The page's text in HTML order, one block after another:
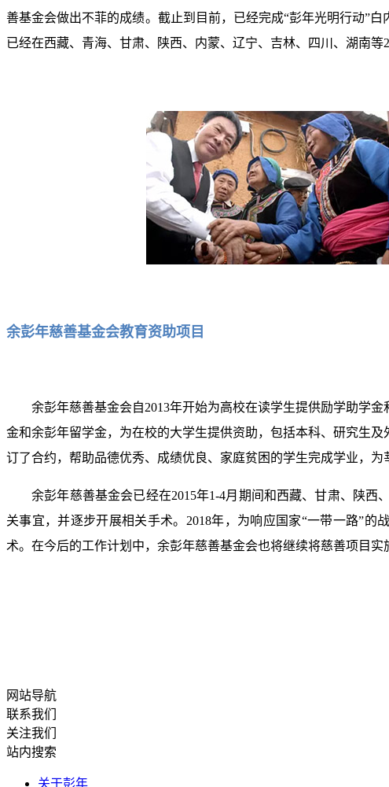
善基金会做出不菲的成绩。截止到目前，已经完成“彭年光明行动”
已经在西藏、青海、甘肃、陕西、内蒙、辽宁、吉林、四川、湖南
余彭年慈善基金会教育资助项目
余彭年慈善基金会自2013年开始为高校在读学生提供励学助学
金和余彭年留学金，为在校的大学生提供资助，包括本科、研究生
订了合约，帮助品德优秀、成绩优良、家庭贫困的学生完成学业，
余彭年慈善基金会已经在2015年1-4月期间和西藏、甘肃、陕
关事宜，并逐步开展相关手术。2018年，为响应国家“一带一路”
术。在今后的工作计划中，余彭年慈善基金会也将继续将慈善项目
网站导航
联系我们
关注我们
站内搜索
关于彭年